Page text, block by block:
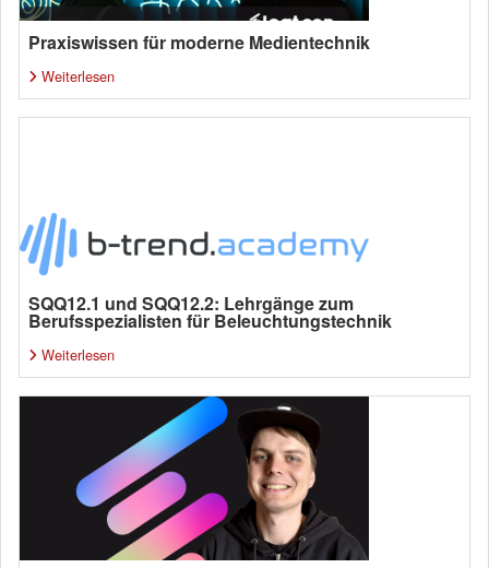
Praxiswissen für moderne Medientechnik
Weiterlesen
SQQ12.1 und SQQ12.2: Lehrgänge zum
Berufsspezialisten für Beleuchtungstechnik
Weiterlesen